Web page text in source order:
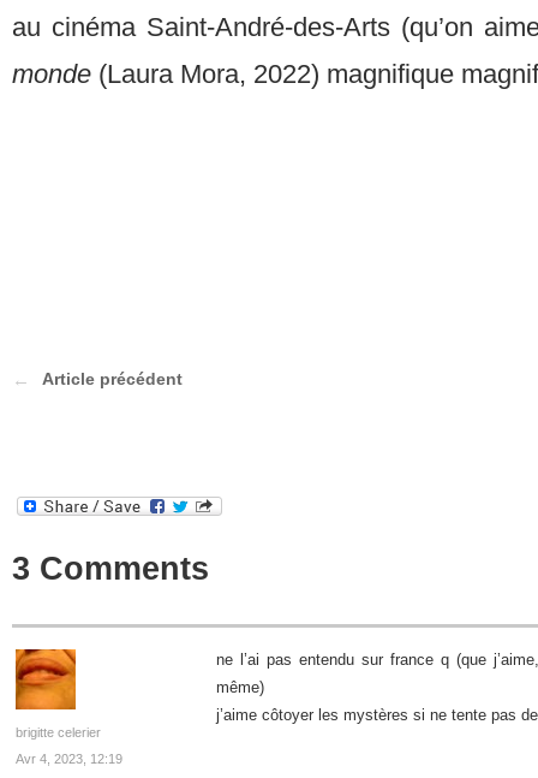
au cinéma Saint-André-des-Arts (qu’on
monde (Laura Mora, 2022) magnifique
Article précédent
3 Comments
brigitte celerier
Avr 4, 2023, 12:19
ne l’ai pas entendu sur france q (que
même)
j’aime côtoyer les mystères si ne tente pas